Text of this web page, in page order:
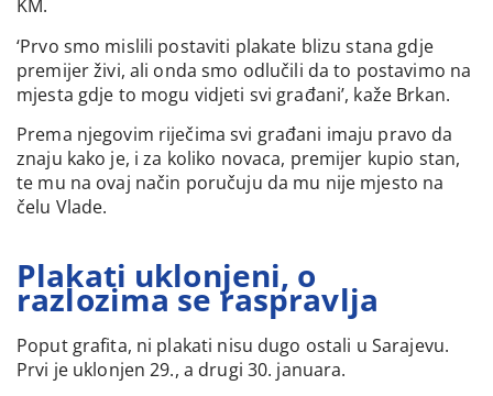
KM.
‘Prvo smo mislili postaviti plakate blizu stana gdje
premijer živi, ali onda smo odlučili da to postavimo na
mjesta gdje to mogu vidjeti svi građani’, kaže Brkan.
Prema njegovim riječima svi građani imaju pravo da
znaju kako je, i za koliko novaca, premijer kupio stan,
te mu na ovaj način poručuju da mu nije mjesto na
čelu Vlade.
Plakati uklonjeni, o
razlozima se raspravlja
Poput grafita, ni plakati nisu dugo ostali u Sarajevu.
Prvi je uklonjen 29., a drugi 30. januara.